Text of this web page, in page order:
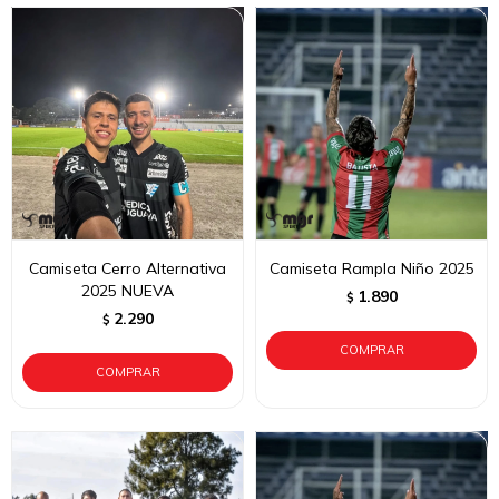
Camiseta Cerro Alternativa
2025 NUEVA
$ 2.290
Camiseta Rampla Niño 2025
$ 1.890